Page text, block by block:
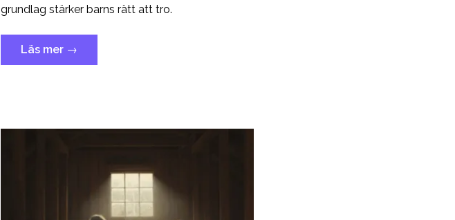
grundlag stärker barns rätt att tro.
Läs mer ”Barns
rätt
→